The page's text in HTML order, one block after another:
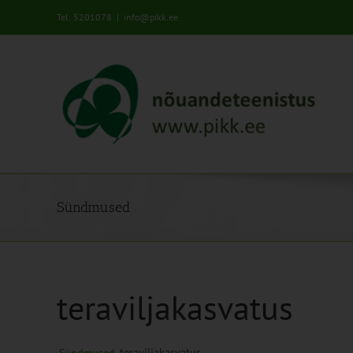
Tel: 5201078 | info@pikk.ee
Sündmused
teraviljakasvatus